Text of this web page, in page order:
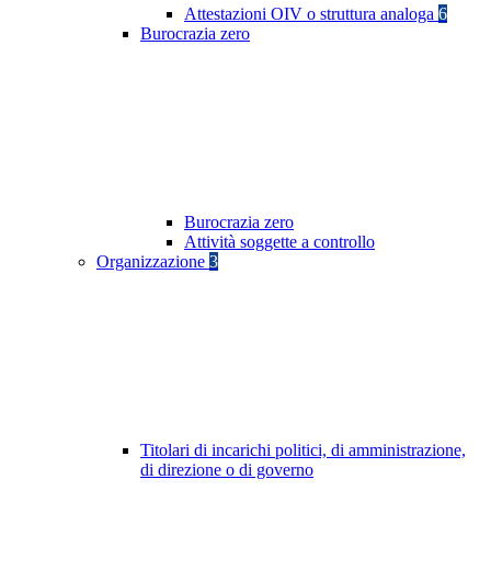
Attestazioni OIV o struttura analoga 6
Burocrazia zero
Burocrazia zero
Attività soggette a controllo
Organizzazione 3
Titolari di incarichi politici, di amministrazione,
di direzione o di governo